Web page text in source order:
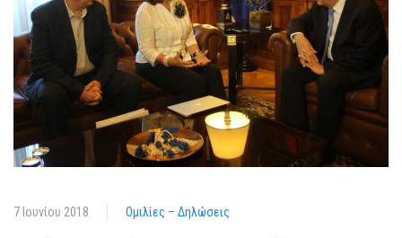
7 Ιουνίου 2018 Ομιλίες – Δηλώσεις